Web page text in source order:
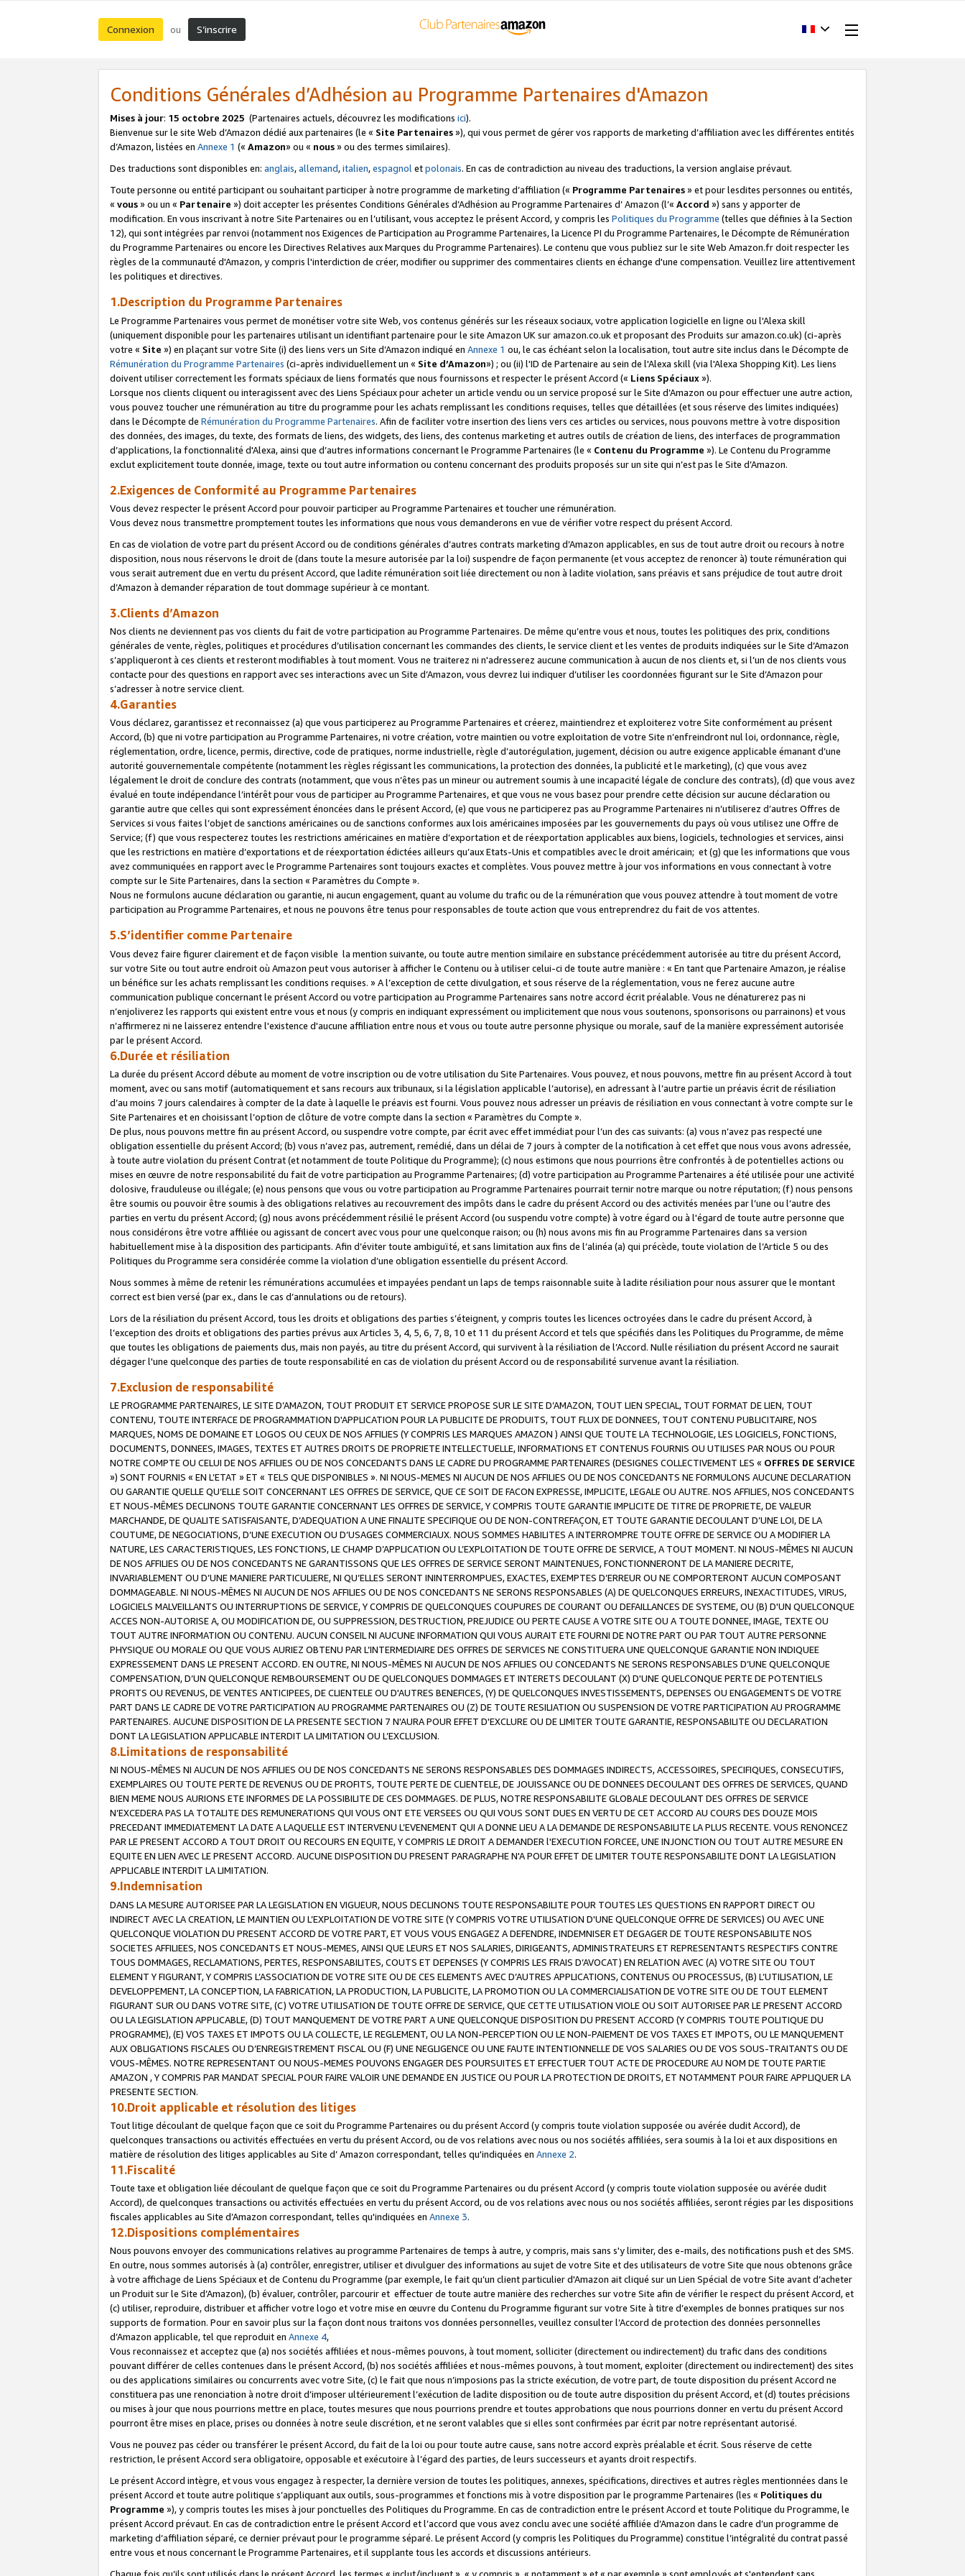
Connexion ou S’inscrire
Conditions Générales d’Adhésion au Programme Partenaires d'Amazon
Mises à jour: 15 octobre 2025 (Partenaires actuels, découvrez les modifications ici).
Bienvenue sur le site Web d’Amazon dédié aux partenaires (le « Site Partenaires»), qui vous permet de gérer vos rapports de marketing d’affiliation avec les différentes entités
d’Amazon, listées en Annexe 1 (« Amazon» ou « nous» ou des termes similaires).
Des traductions sont disponibles en: anglais,allemand,italien,espagnoletpolonais. En cas de contradiction au niveau des traductions, la version anglaise prévaut.
Toute personne ou entité participant ou souhaitant participer à notre programme de marketing d’affiliation (« Programme Partenaires» et pour lesdites personnes ou entités,
« vous» ou un « Partenaire ») doit accepter les présentes Conditions Générales d’Adhésion au Programme Partenaires d’ Amazon (l’« Accord ») sans y apporter de
modification. En vous inscrivant à notre Site Partenaires ou en l’utilisant, vous acceptez le présent Accord, y compris les Politiques du Programme (telles que définies à la Section
12), qui sont intégrées par renvoi (notamment nos Exigences de Participation au Programme Partenaires, la Licence PI du Programme Partenaires, le Décompte de Rémunération
du Programme Partenaires ou encore les Directives Relatives aux Marques du Programme Partenaires). Le contenu que vous publiez sur le site Web Amazon.fr doit respecter les
règles de la communauté d'Amazon, y compris l'interdiction de créer, modifier ou supprimer des commentaires clients en échange d'une compensation. Veuillez lire attentivement
les politiques et directives.
1.Description du Programme Partenaires
Le Programme Partenaires vous permet de monétiser votre site Web, vos contenus générés sur les réseaux sociaux, votre application logicielle en ligne ou l'Alexa skill
(uniquement disponible pour les partenaires utilisant un identifiant partenaire pour le site Amazon UK sur amazon.co.uk et proposant des Produits sur amazon.co.uk) (ci-après
votre « Site ») en plaçant sur votre Site (i) des liens vers un Site d’Amazon indiqué en Annexe 1 ou, le cas échéant selon la localisation, tout autre site inclus dans le Décompte de
Rémunération du Programme Partenaires (ci-après individuellement un « Site d’Amazon») ; ou (ii) l'ID de Partenaire au sein de l'Alexa skill (via l'Alexa Shopping Kit). Les liens
doivent utiliser correctement les formats spéciaux de liens formatés que nous fournissons et respecter le présent Accord (« Liens Spéciaux»).
Lorsque nos clients cliquent ou interagissent avec des Liens Spéciaux pour acheter un article vendu ou un service proposé sur le Site d’Amazon ou pour effectuer une autre action,
vous pouvez toucher une rémunération au titre du programme pour les achats remplissant les conditions requises, telles que détaillées (et sous réserve des limites indiquées)
dans le Décompte de Rémunération du Programme Partenaires. Afin de faciliter votre insertion des liens vers ces articles ou services, nous pouvons mettre à votre disposition
des données, des images, du texte, des formats de liens, des widgets, des liens, des contenus marketing et autres outils de création de liens, des interfaces de programmation
d’applications, la fonctionnalité d'Alexa, ainsi que d’autres informations concernant le Programme Partenaires (le « Contenu du Programme »). Le Contenu du Programme
exclut explicitement toute donnée, image, texte ou tout autre information ou contenu concernant des produits proposés sur un site qui n’est pas le Site d’Amazon.
2.Exigences de Conformité au Programme Partenaires
Vous devez respecter le présent Accord pour pouvoir participer au Programme Partenaires et toucher une rémunération.
Vous devez nous transmettre promptement toutes les informations que nous vous demanderons en vue de vérifier votre respect du présent Accord.
En cas de violation de votre part du présent Accord ou de conditions générales d’autres contrats marketing d’Amazon applicables, en sus de tout autre droit ou recours à notre
disposition, nous nous réservons le droit de (dans toute la mesure autorisée par la loi) suspendre de façon permanente (et vous acceptez de renoncer à) toute rémunération qui
vous serait autrement due en vertu du présent Accord, que ladite rémunération soit liée directement ou non à ladite violation, sans préavis et sans préjudice de tout autre droit
d’Amazon à demander réparation de tout dommage supérieur à ce montant.
3.Clients d’Amazon
Nos clients ne deviennent pas vos clients du fait de votre participation au Programme Partenaires. De même qu’entre vous et nous, toutes les politiques des prix, conditions
générales de vente, règles, politiques et procédures d’utilisation concernant les commandes des clients, le service client et les ventes de produits indiquées sur le Site d’Amazon
s’appliqueront à ces clients et resteront modifiables à tout moment. Vous ne traiterez ni n'adresserez aucune communication à aucun de nos clients et, si l’un de nos clients vous
contacte pour des questions en rapport avec ses interactions avec un Site d’Amazon, vous devrez lui indiquer d’utiliser les coordonnées figurant sur le Site d’Amazon pour
s’adresser à notre service client.
4.Garanties
Vous déclarez, garantissez et reconnaissez (a) que vous participerez au Programme Partenaires et créerez, maintiendrez et exploiterez votre Site conformément au présent
Accord, (b) que ni votre participation au Programme Partenaires, ni votre création, votre maintien ou votre exploitation de votre Site n’enfreindront nul loi, ordonnance, règle,
réglementation, ordre, licence, permis, directive, code de pratiques, norme industrielle, règle d’autorégulation, jugement, décision ou autre exigence applicable émanant d’une
autorité gouvernementale compétente (notamment les règles régissant les communications, la protection des données, la publicité et le marketing), (c) que vous avez
légalement le droit de conclure des contrats (notamment, que vous n’êtes pas un mineur ou autrement soumis à une incapacité légale de conclure des contrats), (d) que vous avez
évalué en toute indépendance l’intérêt pour vous de participer au Programme Partenaires, et que vous ne vous basez pour prendre cette décision sur aucune déclaration ou
garantie autre que celles qui sont expressément énoncées dans le présent Accord, (e) que vous ne participerez pas au Programme Partenaires ni n’utiliserez d’autres Offres de
Services si vous faites l’objet de sanctions américaines ou de sanctions conformes aux lois américaines imposées par les gouvernements du pays où vous utilisez une Offre de
Service; (f) que vous respecterez toutes les restrictions américaines en matière d’exportation et de réexportation applicables aux biens, logiciels, technologies et services, ainsi
que les restrictions en matière d’exportations et de réexportation édictées ailleurs qu’aux Etats-Unis et compatibles avec le droit américain; et (g) que les informations que vous
avez communiquées en rapport avec le Programme Partenaires sont toujours exactes et complètes. Vous pouvez mettre à jour vos informations en vous connectant à votre
compte sur le Site Partenaires, dans la section « Paramètres du Compte ».
Nous ne formulons aucune déclaration ou garantie, ni aucun engagement, quant au volume du trafic ou de la rémunération que vous pouvez attendre à tout moment de votre
participation au Programme Partenaires, et nous ne pouvons être tenus pour responsables de toute action que vous entreprendrez du fait de vos attentes.
5.S’identifier comme Partenaire
Vous devez faire figurer clairement et de façon visible la mention suivante, ou toute autre mention similaire en substance précédemment autorisée au titre du présent Accord,
sur votre Site ou tout autre endroit où Amazon peut vous autoriser à afficher le Contenu ou à utiliser celui-ci de toute autre manière : « En tant que Partenaire Amazon, je réalise
un bénéfice sur les achats remplissant les conditions requises. » A l’exception de cette divulgation, et sous réserve de la réglementation, vous ne ferez aucune autre
communication publique concernant le présent Accord ou votre participation au Programme Partenaires sans notre accord écrit préalable. Vous ne dénaturerez pas ni
n’enjoliverez les rapports qui existent entre vous et nous (y compris en indiquant expressément ou implicitement que nous vous soutenons, sponsorisons ou parrainons) et vous
n’affirmerez ni ne laisserez entendre l'existence d'aucune affiliation entre nous et vous ou toute autre personne physique ou morale, sauf de la manière expressément autorisée
par le présent Accord.
6.Durée et résiliation
La durée du présent Accord débute au moment de votre inscription ou de votre utilisation du Site Partenaires. Vous pouvez, et nous pouvons, mettre fin au présent Accord à tout
moment, avec ou sans motif (automatiquement et sans recours aux tribunaux, si la législation applicable l’autorise), en adressant à l’autre partie un préavis écrit de résiliation
d’au moins 7 jours calendaires à compter de la date à laquelle le préavis est fourni. Vous pouvez nous adresser un préavis de résiliation en vous connectant à votre compte sur le
Site Partenaires et en choisissant l’option de clôture de votre compte dans la section « Paramètres du Compte ».
De plus, nous pouvons mettre fin au présent Accord, ou suspendre votre compte, par écrit avec effet immédiat pour l’un des cas suivants: (a) vous n’avez pas respecté une
obligation essentielle du présent Accord; (b) vous n’avez pas, autrement, remédié, dans un délai de 7 jours à compter de la notification à cet effet que nous vous avons adressée,
à toute autre violation du présent Contrat (et notamment de toute Politique du Programme); (c) nous estimons que nous pourrions être confrontés à de potentielles actions ou
mises en œuvre de notre responsabilité du fait de votre participation au Programme Partenaires; (d) votre participation au Programme Partenaires a été utilisée pour une activité
dolosive, frauduleuse ou illégale; (e) nous pensons que vous ou votre participation au Programme Partenaires pourrait ternir notre marque ou notre réputation; (f) nous pensons
être soumis ou pouvoir être soumis à des obligations relatives au recouvrement des impôts dans le cadre du présent Accord ou des activités menées par l’une ou l’autre des
parties en vertu du présent Accord; (g) nous avons précédemment résilié le présent Accord (ou suspendu votre compte) à votre égard ou à l'égard de toute autre personne que
nous considérons être votre affiliée ou agissant de concert avec vous pour une quelconque raison; ou (h) nous avons mis fin au Programme Partenaires dans sa version
habituellement mise à la disposition des participants. Afin d’éviter toute ambiguïté, et sans limitation aux fins de l’alinéa (a) qui précède, toute violation de l’Article 5 ou des
Politiques du Programme sera considérée comme la violation d’une obligation essentielle du présent Accord.
Nous sommes à même de retenir les rémunérations accumulées et impayées pendant un laps de temps raisonnable suite à ladite résiliation pour nous assurer que le montant
correct est bien versé (par ex., dans le cas d’annulations ou de retours).
Lors de la résiliation du présent Accord, tous les droits et obligations des parties s’éteignent, y compris toutes les licences octroyées dans le cadre du présent Accord, à
l’exception des droits et obligations des parties prévus aux Articles 3, 4, 5, 6, 7, 8, 10 et 11 du présent Accord et tels que spécifiés dans les Politiques du Programme, de même
que toutes les obligations de paiements dus, mais non payés, au titre du présent Accord, qui survivent à la résiliation de l’Accord. Nulle résiliation du présent Accord ne saurait
dégager l'une quelconque des parties de toute responsabilité en cas de violation du présent Accord ou de responsabilité survenue avant la résiliation.
7.Exclusion de responsabilité
LE PROGRAMME PARTENAIRES, LE SITE D’AMAZON, TOUT PRODUIT ET SERVICE PROPOSE SUR LE SITE D’AMAZON, TOUT LIEN SPECIAL, TOUT FORMAT DE LIEN, TOUT
CONTENU, TOUTE INTERFACE DE PROGRAMMATION D'APPLICATION POUR LA PUBLICITE DE PRODUITS, TOUT FLUX DE DONNEES, TOUT CONTENU PUBLICITAIRE, NOS
MARQUES, NOMS DE DOMAINE ET LOGOS OU CEUX DE NOS AFFILIES (Y COMPRIS LES MARQUES AMAZON ) AINSI QUE TOUTE LA TECHNOLOGIE, LES LOGICIELS, FONCTIONS,
DOCUMENTS, DONNEES, IMAGES, TEXTES ET AUTRES DROITS DE PROPRIETE INTELLECTUELLE, INFORMATIONS ET CONTENUS FOURNIS OU UTILISES PAR NOUS OU POUR
NOTRE COMPTE OU CELUI DE NOS AFFILIES OU DE NOS CONCEDANTS DANS LE CADRE DU PROGRAMME PARTENAIRES (DESIGNES COLLECTIVEMENT LES « OFFRES DE SERVICE
») SONT FOURNIS « EN L’ETAT » ET « TELS QUE DISPONIBLES ». NI NOUS-MEMES NI AUCUN DE NOS AFFILIES OU DE NOS CONCEDANTS NE FORMULONS AUCUNE DECLARATION
OU GARANTIE QUELLE QU’ELLE SOIT CONCERNANT LES OFFRES DE SERVICE, QUE CE SOIT DE FACON EXPRESSE, IMPLICITE, LEGALE OU AUTRE. NOS AFFILIES, NOS CONCEDANTS
ET NOUS-MÊMES DECLINONS TOUTE GARANTIE CONCERNANT LES OFFRES DE SERVICE, Y COMPRIS TOUTE GARANTIE IMPLICITE DE TITRE DE PROPRIETE, DE VALEUR
MARCHANDE, DE QUALITE SATISFAISANTE, D’ADEQUATION A UNE FINALITE SPECIFIQUE OU DE NON-CONTREFAÇON, ET TOUTE GARANTIE DECOULANT D’UNE LOI, DE LA
COUTUME, DE NEGOCIATIONS, D’UNE EXECUTION OU D’USAGES COMMERCIAUX. NOUS SOMMES HABILITES A INTERROMPRE TOUTE OFFRE DE SERVICE OU A MODIFIER LA
NATURE, LES CARACTERISTIQUES, LES FONCTIONS, LE CHAMP D’APPLICATION OU L’EXPLOITATION DE TOUTE OFFRE DE SERVICE, A TOUT MOMENT. NI NOUS-MÊMES NI AUCUN
DE NOS AFFILIES OU DE NOS CONCEDANTS NE GARANTISSONS QUE LES OFFRES DE SERVICE SERONT MAINTENUES, FONCTIONNERONT DE LA MANIERE DECRITE,
INVARIABLEMENT OU D’UNE MANIERE PARTICULIERE, NI QU’ELLES SERONT ININTERROMPUES, EXACTES, EXEMPTES D’ERREUR OU NE COMPORTERONT AUCUN COMPOSANT
DOMMAGEABLE. NI NOUS-MÊMES NI AUCUN DE NOS AFFILIES OU DE NOS CONCEDANTS NE SERONS RESPONSABLES (A) DE QUELCONQUES ERREURS, INEXACTITUDES, VIRUS,
LOGICIELS MALVEILLANTS OU INTERRUPTIONS DE SERVICE, Y COMPRIS DE QUELCONQUES COUPURES DE COURANT OU DEFAILLANCES DE SYSTEME, OU (B) D'UN QUELCONQUE
ACCES NON-AUTORISE A, OU MODIFICATION DE, OU SUPPRESSION, DESTRUCTION, PREJUDICE OU PERTE CAUSE A VOTRE SITE OU A TOUTE DONNEE, IMAGE, TEXTE OU
TOUT AUTRE INFORMATION OU CONTENU. AUCUN CONSEIL NI AUCUNE INFORMATION QUI VOUS AURAIT ETE FOURNI DE NOTRE PART OU PAR TOUT AUTRE PERSONNE
PHYSIQUE OU MORALE OU QUE VOUS AURIEZ OBTENU PAR L’INTERMEDIAIRE DES OFFRES DE SERVICES NE CONSTITUERA UNE QUELCONQUE GARANTIE NON INDIQUEE
EXPRESSEMENT DANS LE PRESENT ACCORD. EN OUTRE, NI NOUS-MÊMES NI AUCUN DE NOS AFFILIES OU CONCEDANTS NE SERONS RESPONSABLES D’UNE QUELCONQUE
COMPENSATION, D’UN QUELCONQUE REMBOURSEMENT OU DE QUELCONQUES DOMMAGES ET INTERETS DECOULANT (X) D'UNE QUELCONQUE PERTE DE POTENTIELS
PROFITS OU REVENUS, DE VENTES ANTICIPEES, DE CLIENTELE OU D'AUTRES BENEFICES, (Y) DE QUELCONQUES INVESTISSEMENTS, DEPENSES OU ENGAGEMENTS DE VOTRE
PART DANS LE CADRE DE VOTRE PARTICIPATION AU PROGRAMME PARTENAIRES OU (Z) DE TOUTE RESILIATION OU SUSPENSION DE VOTRE PARTICIPATION AU PROGRAMME
PARTENAIRES. AUCUNE DISPOSITION DE LA PRESENTE SECTION 7 N'AURA POUR EFFET D'EXCLURE OU DE LIMITER TOUTE GARANTIE, RESPONSABILITE OU DECLARATION
DONT LA LEGISLATION APPLICABLE INTERDIT LA LIMITATION OU L’EXCLUSION.
8.Limitations de responsabilité
NI NOUS-MÊMES NI AUCUN DE NOS AFFILIES OU DE NOS CONCEDANTS NE SERONS RESPONSABLES DES DOMMAGES INDIRECTS, ACCESSOIRES, SPECIFIQUES, CONSECUTIFS,
EXEMPLAIRES OU TOUTE PERTE DE REVENUS OU DE PROFITS, TOUTE PERTE DE CLIENTELE, DE JOUISSANCE OU DE DONNEES DECOULANT DES OFFRES DE SERVICES, QUAND
BIEN MEME NOUS AURIONS ETE INFORMES DE LA POSSIBILITE DE CES DOMMAGES. DE PLUS, NOTRE RESPONSABILITE GLOBALE DECOULANT DES OFFRES DE SERVICE
N’EXCEDERA PAS LA TOTALITE DES REMUNERATIONS QUI VOUS ONT ETE VERSEES OU QUI VOUS SONT DUES EN VERTU DE CET ACCORD AU COURS DES DOUZE MOIS
PRECEDANT IMMEDIATEMENT LA DATE A LAQUELLE EST INTERVENU L’EVENEMENT QUI A DONNE LIEU A LA DEMANDE DE RESPONSABILITE LA PLUS RECENTE. VOUS RENONCEZ
PAR LE PRESENT ACCORD A TOUT DROIT OU RECOURS EN EQUITE, Y COMPRIS LE DROIT A DEMANDER l'EXECUTION FORCEE, UNE INJONCTION OU TOUT AUTRE MESURE EN
EQUITE EN LIEN AVEC LE PRESENT ACCORD. AUCUNE DISPOSITION DU PRESENT PARAGRAPHE N'A POUR EFFET DE LIMITER TOUTE RESPONSABILITE DONT LA LEGISLATION
APPLICABLE INTERDIT LA LIMITATION.
9.Indemnisation
DANS LA MESURE AUTORISEE PAR LA LEGISLATION EN VIGUEUR, NOUS DECLINONS TOUTE RESPONSABILITE POUR TOUTES LES QUESTIONS EN RAPPORT DIRECT OU
INDIRECT AVEC LA CREATION, LE MAINTIEN OU L’EXPLOITATION DE VOTRE SITE (Y COMPRIS VOTRE UTILISATION D'UNE QUELCONQUE OFFRE DE SERVICES) OU AVEC UNE
QUELCONQUE VIOLATION DU PRESENT ACCORD DE VOTRE PART, ET VOUS VOUS ENGAGEZ A DEFENDRE, INDEMNISER ET DEGAGER DE TOUTE RESPONSABILITE NOS
SOCIETES AFFILIEES, NOS CONCEDANTS ET NOUS-MEMES, AINSI QUE LEURS ET NOS SALARIES, DIRIGEANTS, ADMINISTRATEURS ET REPRESENTANTS RESPECTIFS CONTRE
TOUS DOMMAGES, RECLAMATIONS, PERTES, RESPONSABILITES, COUTS ET DEPENSES (Y COMPRIS LES FRAIS D’AVOCAT) EN RELATION AVEC (A) VOTRE SITE OU TOUT
ELEMENT Y FIGURANT, Y COMPRIS L’ASSOCIATION DE VOTRE SITE OU DE CES ELEMENTS AVEC D’AUTRES APPLICATIONS, CONTENUS OU PROCESSUS, (B) L’UTILISATION, LE
DEVELOPPEMENT, LA CONCEPTION, LA FABRICATION, LA PRODUCTION, LA PUBLICITE, LA PROMOTION OU LA COMMERCIALISATION DE VOTRE SITE OU DE TOUT ELEMENT
FIGURANT SUR OU DANS VOTRE SITE, (C) VOTRE UTILISATION DE TOUTE OFFRE DE SERVICE, QUE CETTE UTILISATION VIOLE OU SOIT AUTORISEE PAR LE PRESENT ACCORD
OU LA LEGISLATION APPLICABLE, (D) TOUT MANQUEMENT DE VOTRE PART A UNE QUELCONQUE DISPOSITION DU PRESENT ACCORD (Y COMPRIS TOUTE POLITIQUE DU
PROGRAMME), (E) VOS TAXES ET IMPOTS OU LA COLLECTE, LE REGLEMENT, OU LA NON-PERCEPTION OU LE NON-PAIEMENT DE VOS TAXES ET IMPOTS, OU LE MANQUEMENT
AUX OBLIGATIONS FISCALES OU D’ENREGISTREMENT FISCAL OU (F) UNE NEGLIGENCE OU UNE FAUTE INTENTIONNELLE DE VOS SALARIES OU DE VOS SOUS-TRAITANTS OU DE
VOUS-MÊMES. NOTRE REPRESENTANT OU NOUS-MEMES POUVONS ENGAGER DES POURSUITES ET EFFECTUER TOUT ACTE DE PROCEDURE AU NOM DE TOUTE PARTIE
AMAZON , Y COMPRIS PAR MANDAT SPECIAL POUR FAIRE VALOIR UNE DEMANDE EN JUSTICE OU POUR LA PROTECTION DE DROITS, ET NOTAMMENT POUR FAIRE APPLIQUER LA
PRESENTE SECTION.
10.Droit applicable et résolution des litiges
Tout litige découlant de quelque façon que ce soit du Programme Partenaires ou du présent Accord (y compris toute violation supposée ou avérée dudit Accord), de
quelconques transactions ou activités effectuées en vertu du présent Accord, ou de vos relations avec nous ou nos sociétés affiliées, sera soumis à la loi et aux dispositions en
matière de résolution des litiges applicables au Site d’ Amazon correspondant, telles qu'indiquées en Annexe 2.
11.Fiscalité
Toute taxe et obligation liée découlant de quelque façon que ce soit du Programme Partenaires ou du présent Accord (y compris toute violation supposée ou avérée dudit
Accord), de quelconques transactions ou activités effectuées en vertu du présent Accord, ou de vos relations avec nous ou nos sociétés affiliées, seront régies par les dispositions
fiscales applicables au Site d’Amazon correspondant, telles qu'indiquées en Annexe 3.
12.Dispositions complémentaires
Nous pouvons envoyer des communications relatives au programme Partenaires de temps à autre, y compris, mais sans s'y limiter, des e-mails, des notifications push et des SMS.
En outre, nous sommes autorisés à (a) contrôler, enregistrer, utiliser et divulguer des informations au sujet de votre Site et des utilisateurs de votre Site que nous obtenons grâce
à votre affichage de Liens Spéciaux et de Contenu du Programme (par exemple, le fait qu’un client particulier d'Amazon ait cliqué sur un Lien Spécial de votre Site avant d’acheter
un Produit sur le Site d’Amazon), (b) évaluer, contrôler, parcourir et effectuer de toute autre manière des recherches sur votre Site afin de vérifier le respect du présent Accord, et
(c) utiliser, reproduire, distribuer et afficher votre logo et votre mise en œuvre du Contenu du Programme figurant sur votre Site à titre d’exemples de bonnes pratiques sur nos
supports de formation. Pour en savoir plus sur la façon dont nous traitons vos données personnelles, veuillez consulter l’Accord de protection des données personnelles
d’Amazon applicable, tel que reproduit en Annexe 4,
Vous reconnaissez et acceptez que (a) nos sociétés affiliées et nous-mêmes pouvons, à tout moment, solliciter (directement ou indirectement) du trafic dans des conditions
pouvant différer de celles contenues dans le présent Accord, (b) nos sociétés affiliées et nous-mêmes pouvons, à tout moment, exploiter (directement ou indirectement) des sites
ou des applications similaires ou concurrents avec votre Site, (c) le fait que nous n’imposions pas la stricte exécution, de votre part, de toute disposition du présent Accord ne
constituera pas une renonciation à notre droit d’imposer ultérieurement l’exécution de ladite disposition ou de toute autre disposition du présent Accord, et (d) toutes précisions
ou mises à jour que nous pourrions mettre en place, toutes mesures que nous pourrions prendre et toutes approbations que nous pourrions donner en vertu du présent Accord
pourront être mises en place, prises ou données à notre seule discrétion, et ne seront valables que si elles sont confirmées par écrit par notre représentant autorisé.
Vous ne pouvez pas céder ou transférer le présent Accord, du fait de la loi ou pour toute autre cause, sans notre accord exprès préalable et écrit. Sous réserve de cette
restriction, le présent Accord sera obligatoire, opposable et exécutoire à l’égard des parties, de leurs successeurs et ayants droit respectifs.
Le présent Accord intègre, et vous vous engagez à respecter, la dernière version de toutes les politiques, annexes, spécifications, directives et autres règles mentionnées dans le
présent Accord et toute autre politique s’appliquant aux outils, sous-programmes et fonctions mis à votre disposition par le programme Partenaires (les « Politiques du
Programme »), y compris toutes les mises à jour ponctuelles des Politiques du Programme. En cas de contradiction entre le présent Accord et toute Politique du Programme, le
présent Accord prévaut. En cas de contradiction entre le présent Accord et l’accord que vous avez conclu avec une société affiliée d’Amazon dans le cadre d’un programme de
marketing d’affiliation séparé, ce dernier prévaut pour le programme séparé. Le présent Accord (y compris les Politiques du Programme) constitue l’intégralité du contrat passé
entre vous et nous concernant le Programme Partenaires, et il supplante tous les accords et discussions antérieurs.